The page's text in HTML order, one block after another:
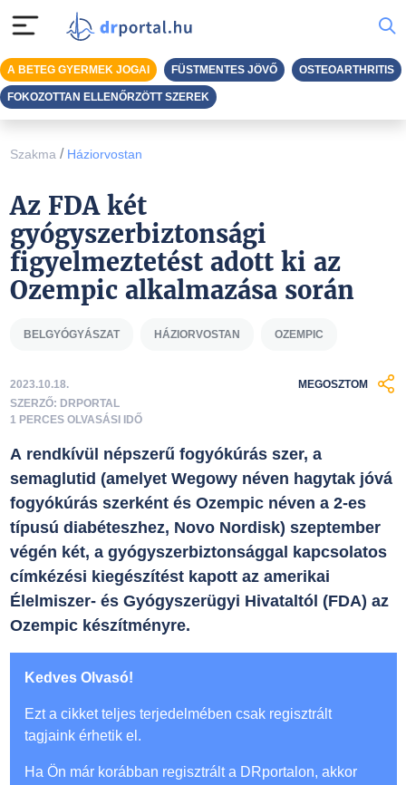
Szakma / Háziorvostan
Az FDA két
gyógyszerbiztonsági
figyelmeztetést adott ki az
Ozempic alkalmazása során
BELGYÓGYÁSZAT HÁZIORVOSTAN OZEMPIC
2023.10.18.
SZERZŐ: DRPORTAL
1 PERCES OLVASÁSI IDŐ
MEGOSZTOM
A rendkívül népszerű fogyókúrás szer, a
semaglutid (amelyet Wegowy néven hagytak jóvá
fogyókúrás szerként és Ozempic néven a 2-es
típusú diabéteszhez, Novo Nordisk) szeptember
végén két, a gyógyszerbiztonsággal kapcsolatos
címkézési kiegészítést kapott az amerikai
Élelmiszer- és Gyógyszerügyi Hivataltól (FDA) az
Ozempic készítményre.
Kedves Olvasó!
Ezt a cikket teljes terjedelmében csak regisztrált
tagjaink érhetik el.
Ha Ön már korábban regisztrált a DRportalon, akkor
A BETEG GYERMEK JOGAI FÜSTMENTES JÖVŐ OSTEOARTHRITIS
FOKOZOTTAN ELLENŐRZÖTT SZEREK